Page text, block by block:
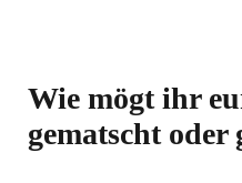
Wie mögt ihr
gematscht oder